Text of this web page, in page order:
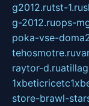
g2012.rutst-1.ru
g-2012.ruops-
poka-vse-
tehosmotre.ru
raytor-d.ru
store-brawl-